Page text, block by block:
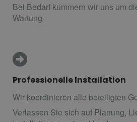
Bei Bedarf kümmern wir uns um
Wartung
Professionelle Installation
Wir koordinieren alle beteiligten
Verlassen Sie sich auf Planung,